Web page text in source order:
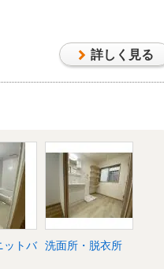
詳しく見る
ットバ
洗面所・脱衣所